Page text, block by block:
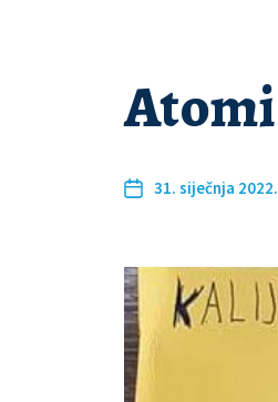
Atomi
31. siječnja 2022.